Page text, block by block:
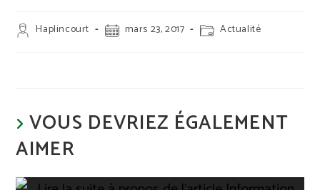
Auteur/autrice
de
Haplincourt
Publication
publiée :
mars 23, 2017
Post Actualité
VOUS DEVRIEZ ÉGALEMENT
AIMER